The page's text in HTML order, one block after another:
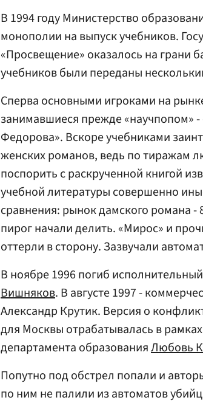
В 1994 году Министерство
монополии на выпуск учебников.
«Просвещение» оказалось на грани
учебников были переданы
Сперва основными игроками на
занимавшиеся прежде «научпопом»
Федорова». Вскоре учебниками
женских романов, ведь по тиражам
поспорить с раскрученной книгой
учебной литературы совершенно
сравнения: рынок дамского романа -
пирог начали делить. «Мирос» и
оттерли в сторону. Зазвучали
В ноябре 1996 погиб
Вишняков. В августе 1997 -
Александр Крутик. Версия о
для Москвы отрабатывалась в
департамента образованияЛюбовь
Попутно под обстрел попали и
по ним не палили из автоматов